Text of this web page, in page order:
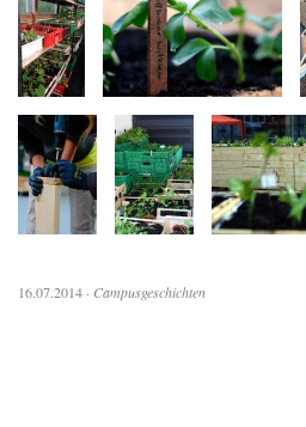
16.07.2014 · Campusgeschichten